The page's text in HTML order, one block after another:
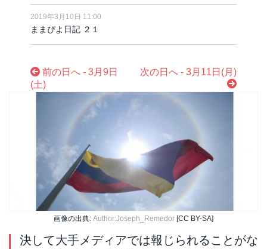
2019年3月10日 11:00
ままぴよ日記 ２１
前の日へ - 3月9日
(土)
次の日へ - 3月11日(月)
画像の出典: Author:Joseph_Remedor [CC BY-SA]
決して大手メディアでは報じられることがな